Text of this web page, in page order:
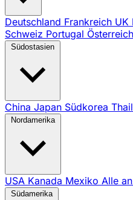
Deutschland Frankreich UK
Schweiz Portugal Österreich
Südostasien
China Japan Südkorea
Nordamerika
USA Kanada Mexiko Alle
Südamerika